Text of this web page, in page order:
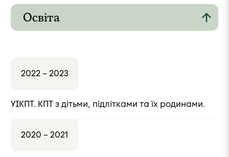
Освіта
2022 – 2023
УІКПТ. КПТ з дітьми, підлітками та їх родинами.
2020 – 2021